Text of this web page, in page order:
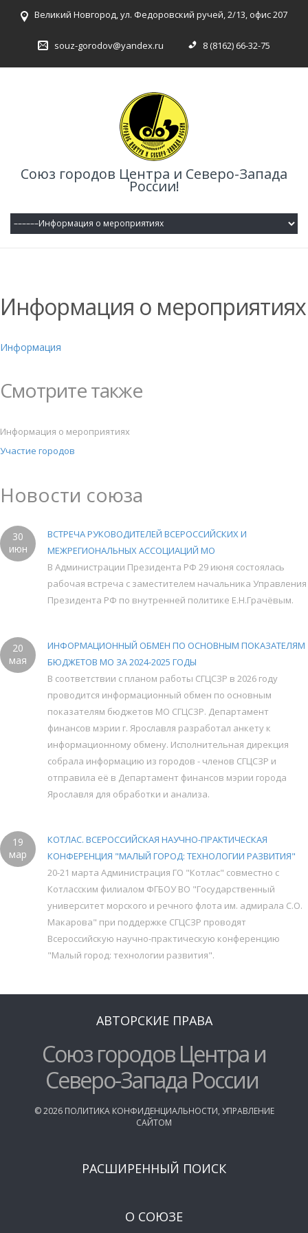
Великий Новгород, ул. Федоровский ручей, 2/13, офис 207
souz-gorodov@yandex.ru 8 (8162) 66-32-75
Союз городов Центра и Северо-Запада
России!
Информация о мероприятиях
Информация
Смотрите также
Информация о мероприятиях
Участие городов
Новости союза
30
июн
ВСТРЕЧА РУКОВОДИТЕЛЕЙ ВСЕРОССИЙСКИХ И
МЕЖРЕГИОНАЛЬНЫХ АССОЦИАЦИЙ МО
В Администрации Президента РФ 29 июня состоялась
рабочая встреча с заместителем начальника Управления
Президента РФ по внутренней политике Е.Н.Грачёвым.
20
мая
ИНФОРМАЦИОННЫЙ ОБМЕН ПО ОСНОВНЫМ ПОКАЗАТЕЛЯМ
БЮДЖЕТОВ МО ЗА 2024-2025 ГОДЫ
В соответствии с планом работы СГЦСЗР в 2026 году
проводится информационный обмен по основным
показателям бюджетов МО СГЦСЗР. Департамент
финансов мэрии г. Ярославля разработал анкету к
информационному обмену. Исполнительная дирекция
собрала информацию из городов - членов СГЦСЗР и
отправила её в Департамент финансов мэрии города
Ярославля для обработки и анализа.
19
мар
КОТЛАС. ВСЕРОССИЙСКАЯ НАУЧНО-ПРАКТИЧЕСКАЯ
КОНФЕРЕНЦИЯ "МАЛЫЙ ГОРОД: ТЕХНОЛОГИИ РАЗВИТИЯ"
20-21 марта Администрация ГО "Котлас" совместно с
Котласским филиалом ФГБОУ ВО "Государственный
университет морского и речного флота им. адмирала С.О.
Макарова" при поддержке СГЦСЗР проводят
Всероссийскую научно-практическую конференцию
"Малый город: технологии развития".
АВТОРСКИЕ ПРАВА
Союз городов Центра и
Северо-Запада России
©2026 ПОЛИТИКА КОНФИДЕНЦИАЛЬНОСТИ, УПРАВЛЕНИЕ
САЙТОМ
РАСШИРЕННЫЙ ПОИСК
О СОЮЗЕ